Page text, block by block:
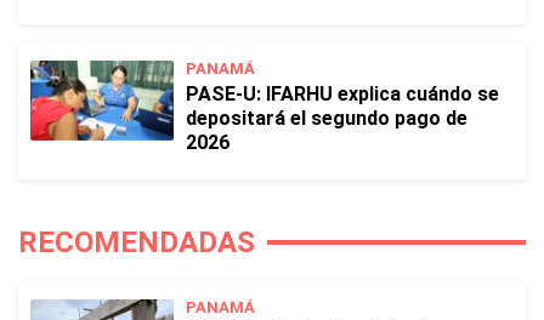
PANAMÁ
PASE-U: IFARHU explica cuándo se
depositará el segundo pago de
2026
RECOMENDADAS
PANAMÁ